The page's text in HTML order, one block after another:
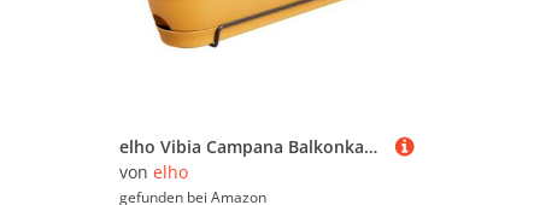
elho Vibia Campana Balkonkasten Allin1 70 mit Wasserreservoir - Übertopf für Balkon - 100% recyceltes Plastik - Ø 70.4 x H 17.7 cm - Gelb/Honig Gelb
von elho
gefunden bei Amazon